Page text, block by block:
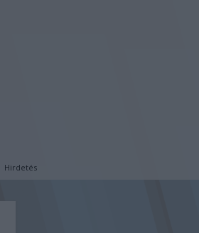
Hirdetés